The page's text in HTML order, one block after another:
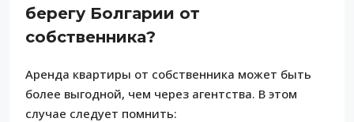
берегу Болгарии от
собственника?
Аренда квартиры от собственника может быть
более выгодной, чем через агентства. В этом
случае следует помнить: